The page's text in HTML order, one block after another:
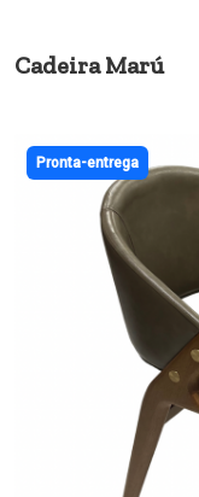
Cadeira Marú
Pronta-entrega